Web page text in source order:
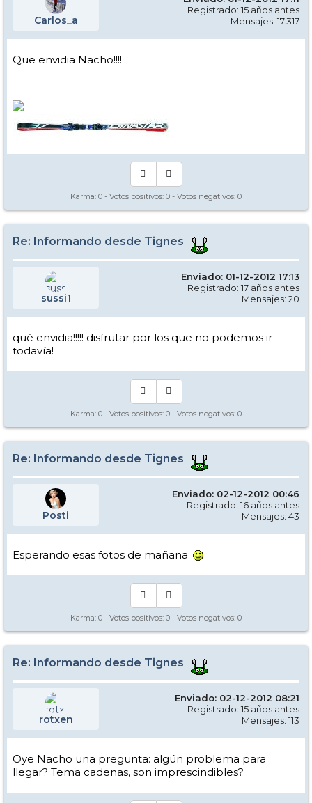
Carlos_a
Registrado: 15 años antes
Mensajes: 17.317
Que envidia Nacho!!!!
Karma: 0 - Votos positivos: 0 - Votos negativos: 0
Re: Informando desde Tignes
sussi1
Enviado: 01-12-2012 17:13
Registrado: 17 años antes
Mensajes: 20
qué envidia!!!!! disfrutar por los que no podemos ir
todavía!
Karma: 0 - Votos positivos: 0 - Votos negativos: 0
Re: Informando desde Tignes
Posti
Enviado: 02-12-2012 00:46
Registrado: 16 años antes
Mensajes: 43
Esperando esas fotos de mañana
Karma: 0 - Votos positivos: 0 - Votos negativos: 0
Re: Informando desde Tignes
rotxen
Enviado: 02-12-2012 08:21
Registrado: 15 años antes
Mensajes: 113
Oye Nacho una pregunta: algún problema para
llegar? Tema cadenas, son imprescindibles?